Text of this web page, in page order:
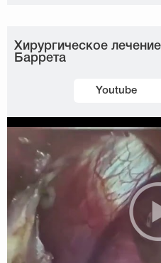
Хирургическое
Баррета
Youtube